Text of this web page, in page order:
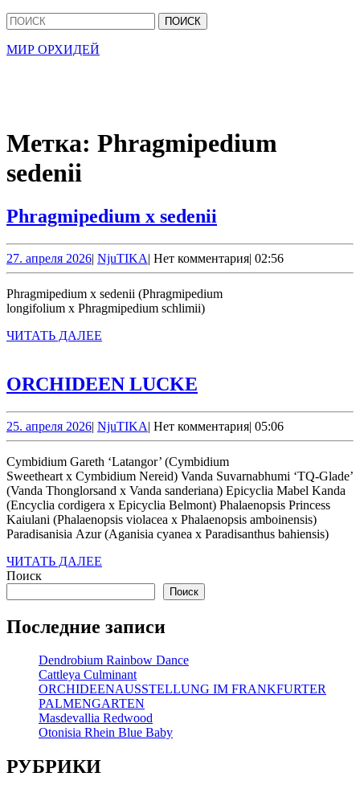
Кнопка
Закрыть
Найти:
МИР ОРХИДЕЙ
Метка: Phragmipedium
sedenii
Phragmipedium x sedenii
sedenii
27. апреля 202627.
апреля
2026
| NjuTIKANjuTIKA
| Нет комментария| 02:56
Phragmipedium x sedenii (Phragmipedium
longifolium x Phragmipedium schlimii)
ЧИТАТЬ ДАЛЕЕ
ORCHIDEEN LUCKE
25. апреля 202625.
апреля
2026
| NjuTIKANjuTIKA
| Нет комментария| 05:06
Cymbidium Gareth ‘Latangor’ (Cymbidium
Sweetheart x Cymbidium Nereid) Vanda Suvarnabhumi ‘TQ-Glade’
(Vanda Thonglorsand x Vanda sanderiana) Epicyclia Mabel Kanda
(Encyclia cordigera x Epicyclia Belmont) Phalaenopsis Princess
Kaiulani (Phalaenopsis violacea х Phalaenopsis amboinensis)
Paradisanisia Azur (Aganisia cyanea x Paradisanthus bahiensis)
ЧИТАТЬ ДАЛЕЕ
Поиск
Поиск
Последние записи
Dendrobium Rainbow Dance
Cattleya Culminant
ORCHIDEENAUSSTELLUNG IM FRANKFURTER
PALMENGARTEN
Masdevallia Redwood
Otonisia Rhein Blue Baby
РУБРИКИ